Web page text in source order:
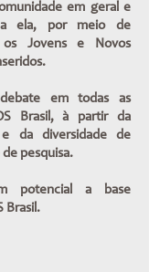
em geral e
ela, por meio de
Jovens e Novos
em todas as
Brasil, à partir da
e da diversidade de
pesquisa.
potencial a base
Brasil.